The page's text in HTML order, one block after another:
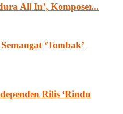
All In’, Komposer...
‘Tombak’
Rilis ‘Rindu